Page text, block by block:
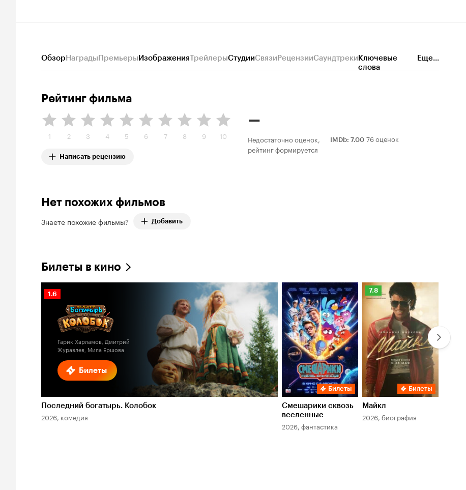
ОбзорНаградыПремьерыИзображенияТрейлерыСтудииСвязиРецензииСаундтрекиКлючевые
слова
Еще...
Рейтинг фильма
1 2 3 4 5 6 7 8 9 10
Написать рецензию
–
Недостаточно оценок,
рейтинг формируется
IMDb: 7.00 76 оценок
Нет похожих фильмов
Знаете похожие фильмы? Добавить
Билеты в кино
Билеты
Рейтинг
Кинопоиска
1.6
Гарик Харламов, Дмитрий
Журавлев, Мила Ершова
Последний богатырь. Колобок
2026, комедия
Билеты
Смешарики сквозь
вселенные
2026, фантастика
Рейтинг
Кинопоиска
7.8
Билеты
Майкл
2026, биография